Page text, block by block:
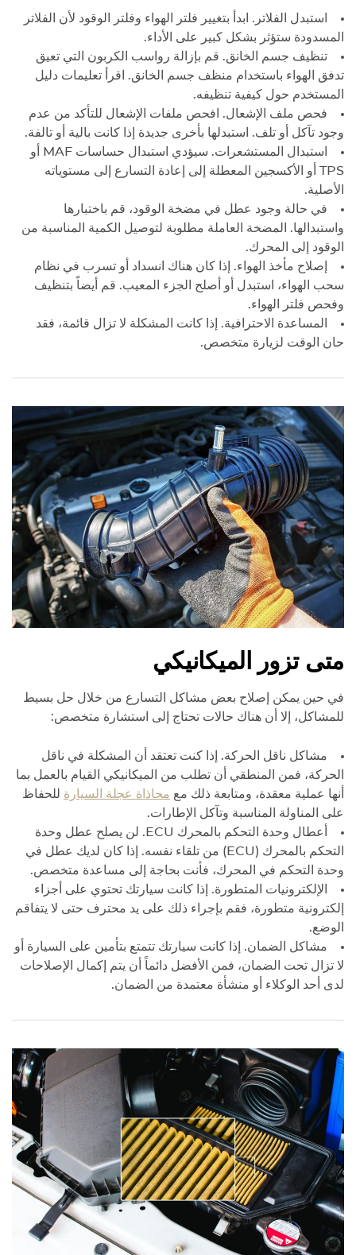
استبدل الفلاتر. ابدأ بتغيير فلتر الهواء وفلتر الوقود لأن الفلاتر
المسدودة ستؤثر بشكل كبير على الأداء.
تنظيف جسم الخانق. قم بإزالة رواسب الكربون التي تعيق
تدفق الهواء باستخدام منظف جسم الخانق. اقرأ تعليمات دليل
المستخدم حول كيفية تنظيفه.
فحص ملف الإشعال. افحص ملفات الإشعال للتأكد من عدم
وجود تآكل أو تلف. استبدلها بأخرى جديدة إذا كانت بالية أو تالفة.
استبدال المستشعرات. سيؤدي استبدال حساسات MAF أو
TPS أو الأكسجين المعطلة إلى إعادة التسارع إلى مستوياته
الأصلية.
في حالة وجود عطل في مضخة الوقود، قم باختبارها
واستبدالها. المضخة العاملة مطلوبة لتوصيل الكمية المناسبة من
الوقود إلى المحرك.
إصلاح مأخذ الهواء. إذا كان هناك انسداد أو تسرب في نظام
سحب الهواء، استبدل أو أصلح الجزء المعيب. قم أيضاً بتنظيف
وفحص فلتر الهواء.
المساعدة الاحترافية. إذا كانت المشكلة لا تزال قائمة، فقد
حان الوقت لزيارة متخصص.
متى تزور الميكانيكي
في حين يمكن إصلاح بعض مشاكل التسارع من خلال حل بسيط
للمشاكل، إلا أن هناك حالات تحتاج إلى استشارة متخصص:
مشاكل ناقل الحركة. إذا كنت تعتقد أن المشكلة في ناقل
الحركة، فمن المنطقي أن تطلب من الميكانيكي القيام بالعمل بما
أنها عملية معقدة، ومتابعة ذلك مع محاذاة عجلة السيارة للحفاظ
على المناولة المناسبة وتآكل الإطارات.
أعطال وحدة التحكم بالمحرك ECU. لن يصلح عطل وحدة
التحكم بالمحرك (ECU) من تلقاء نفسه. إذا كان لديك عطل في
وحدة التحكم في المحرك، فأنت بحاجة إلى مساعدة متخصص.
الإلكترونيات المتطورة. إذا كانت سيارتك تحتوي على أجزاء
إلكترونية متطورة، فقم بإجراء ذلك على يد محترف حتى لا يتفاقم
الوضع.
مشاكل الضمان. إذا كانت سيارتك تتمتع بتأمين على السيارة أو
لا تزال تحت الضمان، فمن الأفضل دائماً أن يتم إكمال الإصلاحات
لدى أحد الوكلاء أو منشأة معتمدة من الضمان.